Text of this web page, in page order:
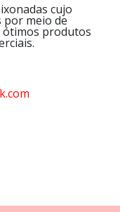
cujo
por meio de
produtos